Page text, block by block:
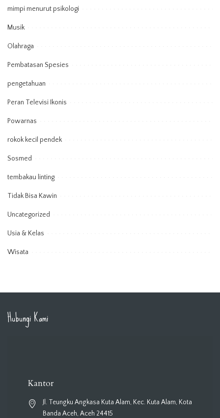
mimpi menurut psikologi
Musik
Olahraga
Pembatasan Spesies
pengetahuan
Peran Televisi Ikonis
Powarnas
rokok kecil pendek
Sosmed
tembakau linting
Tidak Bisa Kawin
Uncategorized
Usia & Kelas
Wisata
Hubungi Kami
Kantor
Jl. Teungku Angkasa Kuta Alam, Kec. Kuta Alam, Kota
Banda Aceh, Aceh 24415